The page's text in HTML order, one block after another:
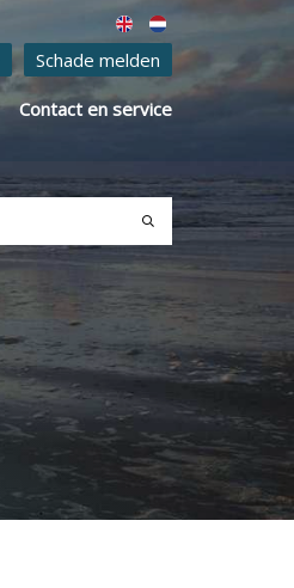
Schade melden
Contact en service